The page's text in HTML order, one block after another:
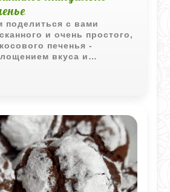
поделиться с вами
и очень простого,
печенья -
вкуса и
десерте сочетаются
миндаля и нежного
идеальный дуэт в